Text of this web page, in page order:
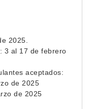
2025.
3 al 17 de febrero
aceptados:
de 2025
de 2025